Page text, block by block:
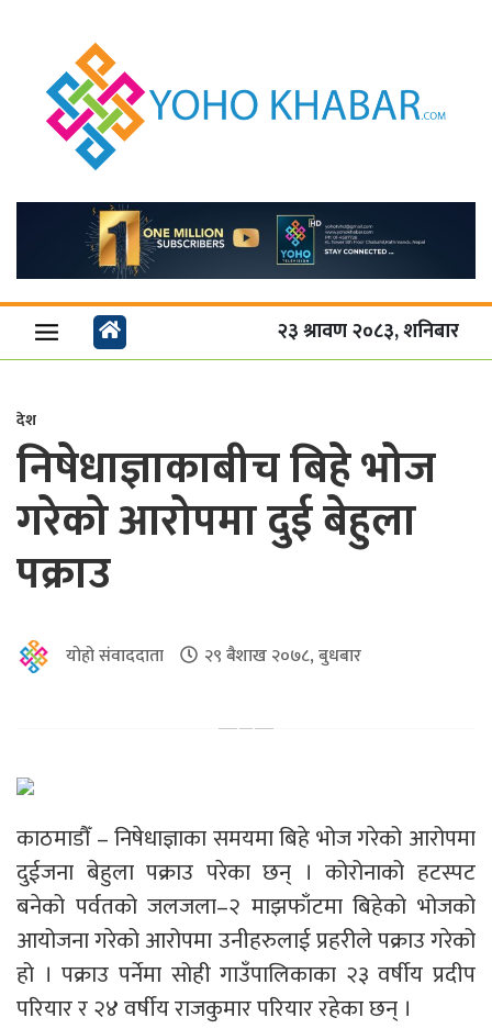
२३ श्रावण २०८३, शनिबार
देश
निषेधाज्ञाकाबीच बिहे भोज
गरेको आरोपमा दुई बेहुला
पक्राउ
योहो संवाददाता २९ बैशाख २०७८, बुधबार
काठमाडौँ – निषेधाज्ञाका समयमा बिहे भोज गरेको आरोपमा
दुईजना बेहुला पक्राउ परेका छन् । कोरोनाको हटस्पट
बनेको पर्वतको जलजला–२ माझफाँटमा बिहेको भोजको
आयोजना गरेको आरोपमा उनीहरुलाई प्रहरीले पक्राउ गरेको
हो । पक्राउ पर्नेमा सोही गाउँपालिकाका २३ वर्षीय प्रदीप
परियार र २४ वर्षीय राजकुमार परियार रहेका छन् ।